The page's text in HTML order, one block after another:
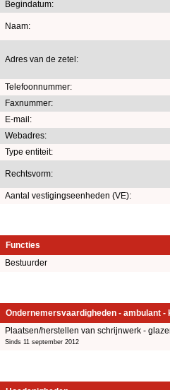
Begindatum:
Naam:
Adres van de zetel:
Telefoonnummer:
Faxnummer:
E-mail:
Webadres:
Type entiteit:
Rechtsvorm:
Aantal vestigingseenheden (VE):
Functies
Bestuurder
Ondernemersvaardigheden - ambulant
Plaatsen/herstellen van schrijnwerk -
Sinds 11 september 2012